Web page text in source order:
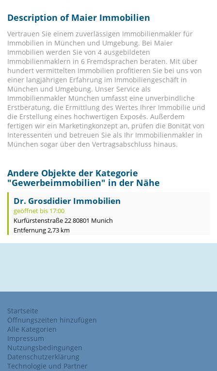
Description of Maier Immobilien
Vertrauen Sie einem zuverlässigen Immobilienmakler für
Immobilien in München und Umgebung. Bei Maier
Immobilien werden Sie von 4 ausgebildeten
Immobilienmaklern in 6 Fremdsprachen beraten. Mit über
hundert vermittelten Immobilien profitieren Sie bei uns von
einer langjährigen Erfahrung im Immobiliengeschäft in
München und Umgebung. Unser Service als
Immobilienmakler München umfasst eine unverbindliche
Erstberatung, die Ermittlung des Wertes Ihrer Immobilie und
die Erstellung eines hochwertigen Exposés. Außerdem
fertigen wir ein Marketingkonzept an, prüfen die Bonität von
Interessenten und betreuen Sie als Ihr Immobilienmakler in
München sogar über den Vertragsabschluss hinaus.
Andere Objekte der Kategorie
"Gewerbeimmobilien" in der Nähe
Dr. Grosdidier Immobilien
geöffnet bis 17:00
Kurfürstenstraße 22 80801 Munich
Entfernung 2,73 km
Startseite
Öffnungszeiten hinzufügen
Alle Kategorien
Impressum
Nutzungsbedingungen
Datenschutzerklärung
Technologie und Partner